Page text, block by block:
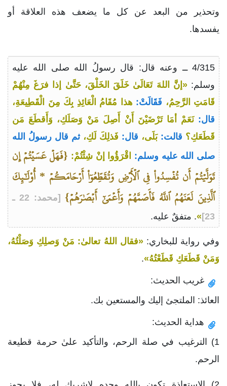
وتحذير من البعد عن كل ما يضعف هذه العلاقة أو
يفسدها.
4/315 ــ وعنه قال: قال رسولُ الله صلى الله عليه
وسلم:«إنَّ اللهَ تَعَالَىٰ خَلَقَ الخَلْقَ، حَتَّىٰ إذا فرَغَ مِنْهُمْ
قَامَتِ الرَّحِمُ، فَقَالَتْ: هذا مُقَامُ الْعَائِذِ بِكَ مِنَ الْقَطِيعَةِ،
قال: نَعَمْ أمَا تَرْضَيْنَ أَنْ أَصِلَ مَنْ وَصَلَكِ، وَأَقطَعَ مَن
قَطَعَكِ؟ قالت: بَلَى، قال: فَذلِكَ لَكِ، ثم قال رسولُ الله
صلى الله عليه وسلم: اقْرَؤُوا إنْ شِئْتُمْ: {فَهَلۡ عَسَيۡتُمۡ إِن
تَوَلَّيۡتُمۡ أَن تُفۡسِدُواْ فِي ٱلۡأَرۡضِ وَتُقَطِّعُوٓاْ أَرۡحَامَكُمۡ * أُوْلَٰٓئِكَ
ٱلَّذِينَ لَعَنَهُمُ ٱللَّهُ فَأَصَمَّهُمۡ وَأَعۡمَىٰٓ أَبۡصَٰرَهُمۡ}
[محمد: 22 ـ
23]
». متفقٌ عليه.
وفي رواية للبخاري:«فقال اللهُ تعالىٰ: مَنْ وَصلِكِ وَصَلْتُهُ،
وَمَنْ قَطَعَكِ قَطَعْتُهُ».
غريب الحديث:
العائذ: الملتجئ إليك والمستعين بك.
هداية الحديث:
1) الترغيب في صلة الرحم، والتأكيد علىٰ حرمة قطيعة
الرحم.